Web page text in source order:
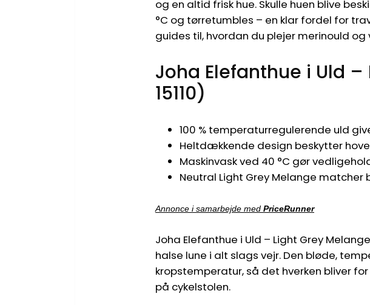
og en altid frisk hue. Skulle huen blive
°C og tørretumbles – en klar fordel for
guides til, hvordan du plejer merinould
Joha Elefanthue i Uld –
15110)
100 % temperaturregulerende uld
Heltdækkende design beskytter
Maskinvask ved 40 °C gør
Neutral Light Grey Melange
Annonce i samarbejde med PriceRunner
Joha Elefanthue i Uld – Light Grey
halse lune i alt slags vejr. Den bløde,
kropstemperatur, så det hverken bliver
på cykelstolen.